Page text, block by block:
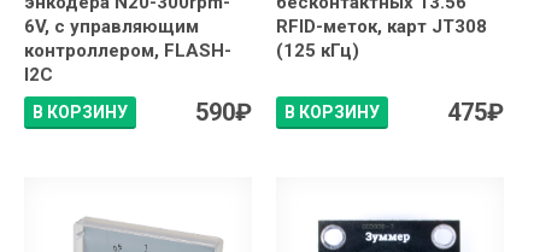
6V, с управляющим
контроллером, FLASH-
I2C
В КОРЗИНУ 590₽
RFID-меток, карт JT308
(125 кГц)
В КОРЗИНУ 475₽